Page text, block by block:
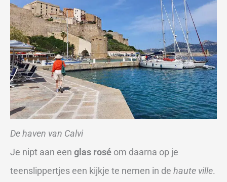
De haven van Calvi
Je nipt aan een glas rosé om daarna op je
teenslippertjes een kijkje te nemen in de haute ville.